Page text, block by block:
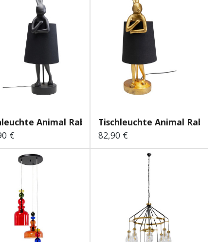
Animal Rabbit...
Preis:
€
Tischleuchte Animal
Regulärer Preis:
82,90 €